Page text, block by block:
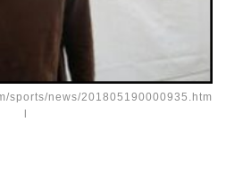
sports/news/201805190000935.htm